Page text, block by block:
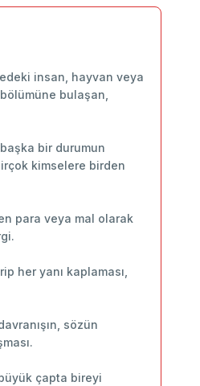
insan, hayvan veya
bulaşan,
bir durumun
kimselere birden
para veya mal olarak
her yanı kaplaması,
sözün
çapta bireyi